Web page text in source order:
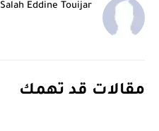
Salah Eddine Touijar
مقالات قد تهمك